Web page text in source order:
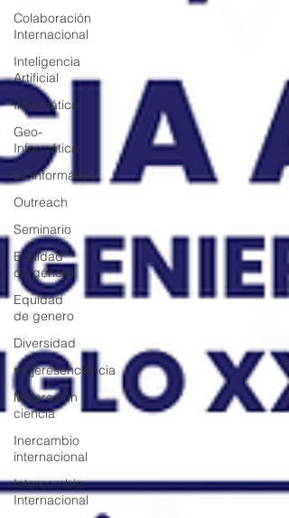
Colaboración
Internacional
Inteligencia
Artificial
Informática
Geo-
Informática
Bioinformática
Outreach
Seminario
Equidad
de género
Equidad
de genero
Diversidad
mujeresenciencia
Mujeres en
ciencia
Inercambio
internacional
Intercambio
Internacional